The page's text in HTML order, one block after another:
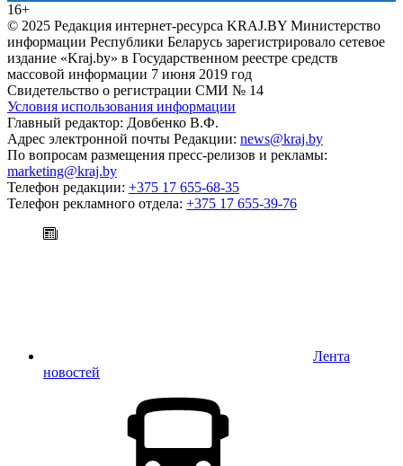
16+
© 2025 Редакция интернет-ресурса KRAJ.BY Министерство
информации Республики Беларусь зарегистрировало сетевое
издание «Kraj.by» в Государственном реестре средств
массовой информации 7 июня 2019 год
Свидетельство о регистрации СМИ № 14
Условия использования информации
Главный редактор: Довбенко В.Ф.
Адрес электронной почты Редакции: news@kraj.by
По вопросам размещения пресс-релизов и рекламы:
marketing@kraj.by
Телефон редакции: +375 17 655-68-35
Телефон рекламного отдела: +375 17 655-39-76
Лента
новостей